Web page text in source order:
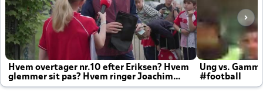
Hvem overtager nr.10 efter Eriksen? Hvem
glemmer sit pas? Hvem ringer Joachim
altid til efter kampe?
Ung vs.
#football